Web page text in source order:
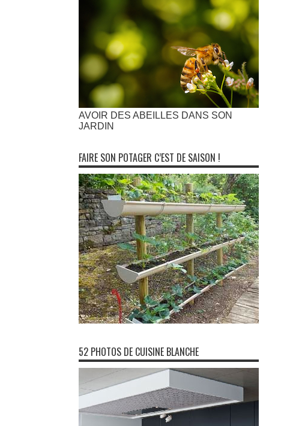
AVOIR DES ABEILLES DANS SON
JARDIN
FAIRE SON POTAGER C’EST DE SAISON !
52 PHOTOS DE CUISINE BLANCHE